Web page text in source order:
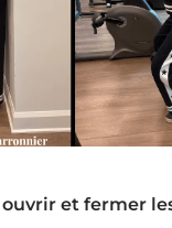
ouvrir et fermer